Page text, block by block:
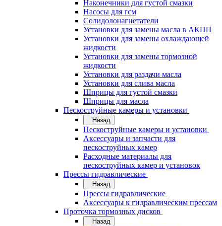
Наконечники для густой смазки
Насосы для гсм
Солидолонагнетатели
Установки для замены масла в АКПП
Установки для замены охлаждающей
жидкости
Установки для замены тормозной
жидкости
Установки для раздачи масла
Установки для слива масла
Шприцы для густой смазки
Шприцы для масла
Пескоструйные камеры и установки
Назад
Пескоструйные камеры и установки
Аксессуары и запчасти для
пескоструйных камер
Расходные материалы для
пескоструйных камер и установок
Прессы гидравлические
Назад
Прессы гидравлические
Аксессуары к гидравлическим прессам
Проточка тормозных дисков
Назад